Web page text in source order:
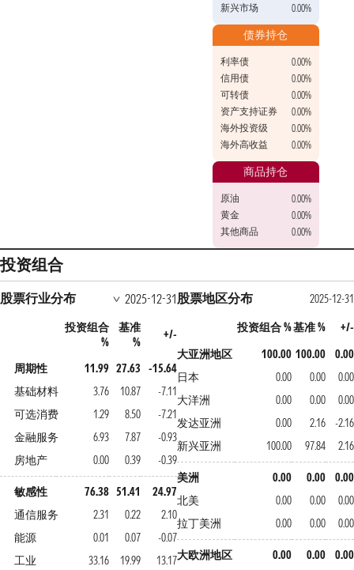
新兴市场
0.00%
债券持仓
利率债
0.00%
信用债
0.00%
可转债
0.00%
资产支持证券
0.00%
海外投资级
0.00%
海外高收益
0.00%
商品持仓
原油
0.00%
黄金
0.00%
其他商品
0.00%
投资组合
股票行业分布 2025-12-31
投资组合
%
基准
%
+/-
周期性 11.99 27.63
-15.64
基础材料
3.76 10.87
-7.11
可选消费
1.29 8.50
-7.21
金融服务
6.93 7.87
-0.93
房地产
0.00 0.39 -0.39
敏感性 76.38 51.41
24.97
通信服务
2.31 0.22
2.10
能源
0.01 0.07
-0.07
工业
33.16 19.99
13.17
股票地区分布
2025-12-31
投资组合 %基准 %
+/-
大亚洲地区
100.00 100.00
0.00
日本
0.00 0.00
0.00
大洋洲
0.00 0.00
0.00
发达亚洲
0.00 2.16
-2.16
新兴亚洲
100.00 97.84 2.16
美洲 0.00 0.00
0.00
北美
0.00 0.00
0.00
拉丁美洲
0.00 0.00 0.00
大欧洲地区 0.00 0.00
0.00